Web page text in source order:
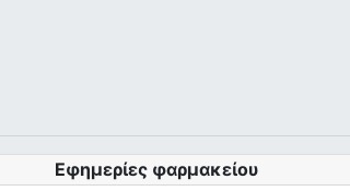
Εφημερίες φαρμακείου